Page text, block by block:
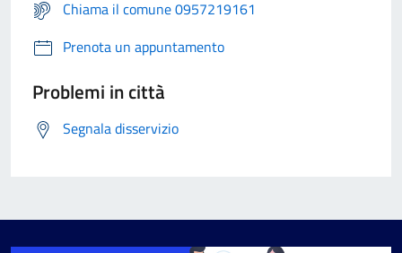
Chiama il comune 0957219161
Prenota un appuntamento
Problemi in città
Segnala disservizio